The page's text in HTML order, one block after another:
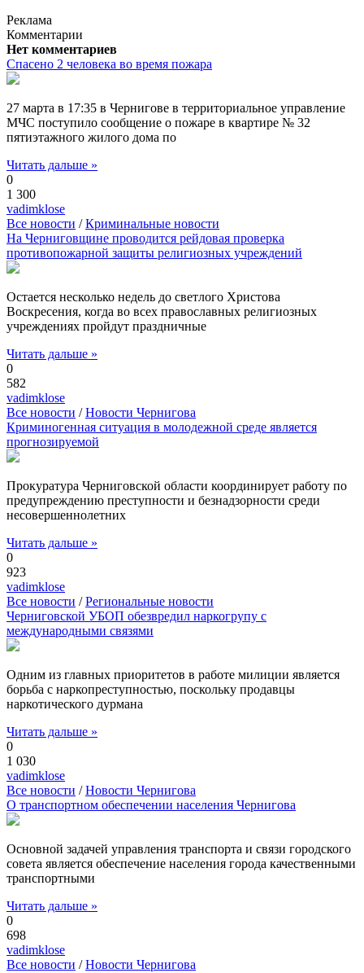
Реклама
Комментарии
Нет комментариев
Спасено 2 человека во время пожара
27 марта в 17:35 в Чернигове в территориальное управление
МЧС поступило сообщение о пожаре в квартире № 32
пятиэтажного жилого дома по
Читать дальше »
0
1 300
vadimklose
Все новости /Криминальные новости
На Черниговщине проводится рейдовая проверка
противопожарной защиты религиозных учреждений
Остается несколько недель до светлого Христова
Воскресения, когда во всех православных религиозных
учреждениях пройдут праздничные
Читать дальше »
0
582
vadimklose
Все новости /Новости Чернигова
Криминогенная ситуация в молодежной среде является
прогнозируемой
Прокуратура Черниговской области координирует работу по
предупреждению преступности и безнадзорности среди
несовершеннолетних
Читать дальше »
0
923
vadimklose
Все новости /Региональные новости
Черниговской УБОП обезвредил наркогрупу с
международными связями
Одним из главных приоритетов в работе милиции является
борьба с наркопреступностью, поскольку продавцы
наркотического дурмана
Читать дальше »
0
1 030
vadimklose
Все новости /Новости Чернигова
О транспортном обеспечении населения Чернигова
Основной задачей управления транспорта и связи городского
совета является обеспечение населения города качественными
транспортными
Читать дальше »
0
698
vadimklose
Все новости /Новости Чернигова